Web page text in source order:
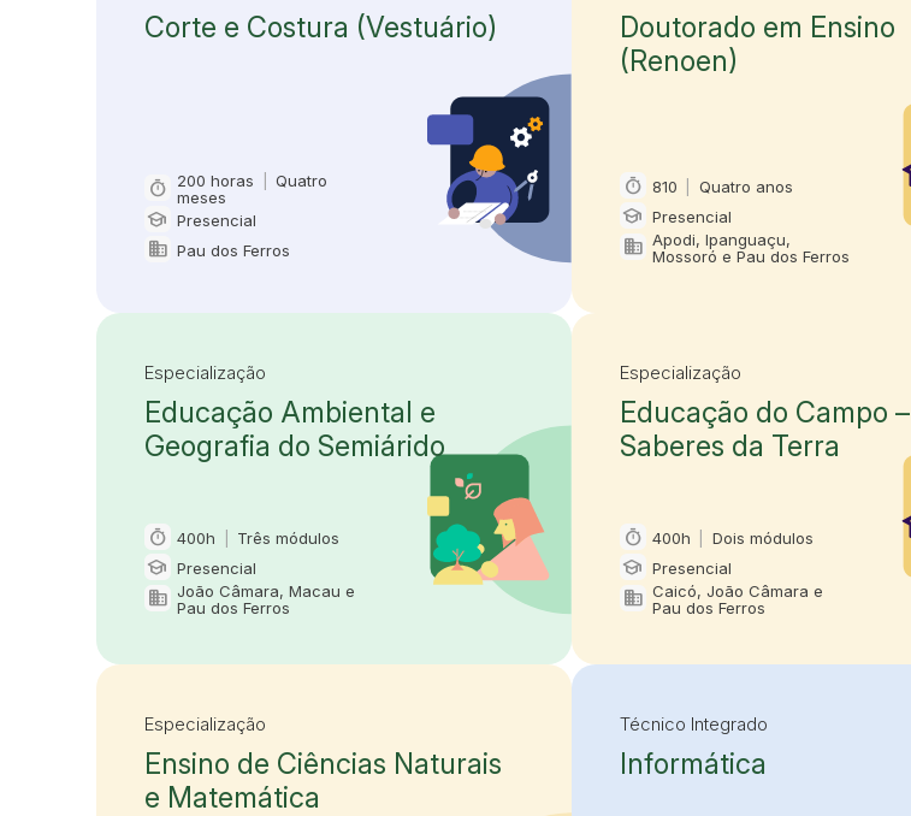
Corte e Costura (Vestuário)
timer
Carga horária e duração
200 horas
Quatro
meses
school
Modalidade
Presencial
domain
Oferta em
Pau dos Ferros
Doutorado em Ensino
(Renoen)
timer
Carga horária e duração
810 Quatro anos
school
Modalidade
Presencial
domain
Oferta em
Apodi, Ipanguaçu,
Mossoró e Pau dos Ferros
Especialização
Educação Ambiental e
Geografia do Semiárido
timer
Carga horária e duração
400h Três módulos
school
Modalidade
Presencial
domain
Oferta em
João Câmara, Macau e
Pau dos Ferros
Especialização
Educação do Campo –
Saberes da Terra
timer
Carga horária e duração
400h Dois módulos
school
Modalidade
Presencial
domain
Oferta em
Caicó, João Câmara e
Pau dos Ferros
Especialização
Ensino de Ciências Naturais
e Matemática
Técnico Integrado
Informática